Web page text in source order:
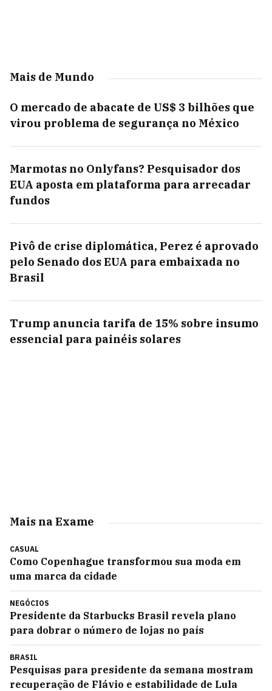
Mais de Mundo
O mercado de abacate de US$ 3 bilhões que
virou problema de segurança no México
Marmotas no Onlyfans? Pesquisador dos
EUA aposta em plataforma para arrecadar
fundos
Pivô de crise diplomática, Perez é aprovado
pelo Senado dos EUA para embaixada no
Brasil
Trump anuncia tarifa de 15% sobre insumo
essencial para painéis solares
Mais na Exame
CASUAL
Como Copenhague transformou sua moda em
uma marca da cidade
NEGÓCIOS
Presidente da Starbucks Brasil revela plano
para dobrar o número de lojas no país
BRASIL
Pesquisas para presidente da semana mostram
recuperação de Flávio e estabilidade de Lula